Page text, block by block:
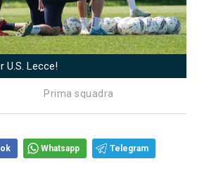
U.S. Lecce!
Prima squadra
Whatsapp Telegram